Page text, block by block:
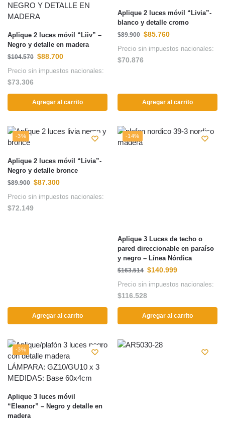
Aplique 2 luces móvil “Liiv” –
Negro y detalle en madera
$104.570 $88.700
Precio sin impuestos nacionales:
$73.306
Agregar al carrito
Aplique 2 luces móvil “Livia”-
blanco y detalle cromo
$89.900 $85.760
Precio sin impuestos nacionales:
$70.876
Agregar al carrito
-3%
Aplique 2 luces móvil “Livia”-
Negro y detalle bronce
$89.900 $87.300
Precio sin impuestos nacionales:
$72.149
Agregar al carrito
-14%
Aplique 3 Luces de techo o
pared direccionable en paraíso
y negro – Línea Nórdica
$163.514 $140.999
Precio sin impuestos nacionales:
$116.528
Agregar al carrito
-3%
Aplique 3 luces móvil
“Eleanor” – Negro y detalle en
madera